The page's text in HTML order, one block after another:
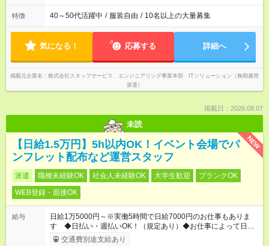
特徴 40～50代活躍中 / 服装自由 / 10名以上の大量募集
気になる！ 応募する 詳細へ
掲載元企業名
株式会社スタッフサービス エンジニアリング事業本部 ITソリューション（無期雇用
派遣）
掲載日：2026.08.07
未読
NEW
【日給1.5万円】5h以内OK！イベント会場でパ
ンフレット配布など運営スタッフ
派遣 職種未経験OK 社会人未経験OK 大学生歓迎
ブランクOK
WEB登録・面接OK
給与
日給1万5000円～※実働5時間で日給7000円のお仕事もありま
す ◆日払い・週払いOK！（規定あり）◆お仕事によって日給も
異なります
交通費別途支給あり